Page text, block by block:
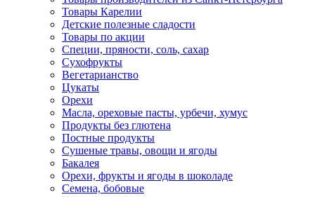
Товары Карелии
Детские полезные сладости
Товары по акции
Специи, пряности, соль, сахар
Сухофрукты
Вегетарианство
Цукаты
Орехи
Масла, ореховые пасты, урбечи, хумус
Продукты без глютена
Постные продукты
Сушеные травы, овощи и ягоды
Бакалея
Орехи, фрукты и ягоды в шоколаде
Семена, бобовые